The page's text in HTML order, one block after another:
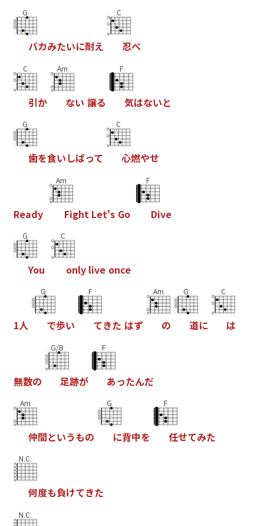
G
バカみたいに耐え
C
忍べ
C
引か
Am
ない 譲る
F
気はないと
G
歯を食いしばって
C
心燃やせ
Ready
Am
Fight Let's Go
F
Dive
G
You
C
only live once
1人
G
で歩い
F
てきた はず
Am
の
G
道に
C
は
無数の
G/B
足跡が
F
あったんだ
Am
仲間というもの
G
に背中を
F
任せてみた
N.C.
何度も負けてきた
N.C.